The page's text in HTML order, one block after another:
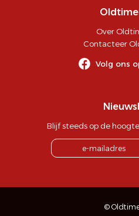
Over
Contacteer
Volg ons
Blijf steeds op de
©